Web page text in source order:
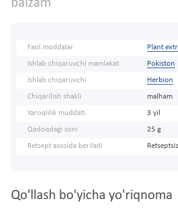
balzam
Faol moddalar Plant
Ishlab chiqaruvchi mamlakat Pokiston
Ishlab chiqaruvchi Herbion
Chiqarilish shakli malham
Yaroqlilik muddati 3 yil
Qadoqdagi soni 25 g
Retsept asosida beriladi
Qo'llash bo'yicha yo'riqnoma